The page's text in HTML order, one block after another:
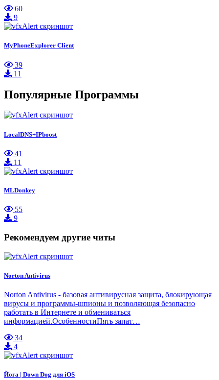
60
9
MyPhoneExplorer Client
39
11
Популярные Программы
LocalDNS+IPboost
41
11
MLDonkey
55
9
Рекомендуем другие читы
Norton Antivirus
Norton Antivirus - базовая антивирусная защита, блокирующая
вирусы и программы-шпионы и позволяющая безопасно
работать в Интернете и обмениваться
информацией.ОсобенностиПять запат…
34
4
Йога | Down Dog для iOS